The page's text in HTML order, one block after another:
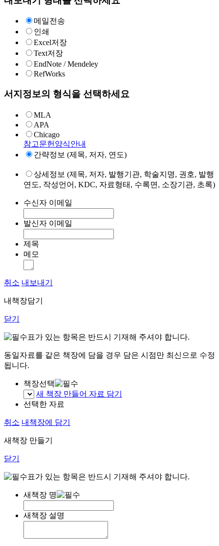
메일전송
인쇄
Excel저장
Text저장
EndNote / Mendeley
RefWorks
서지정보의 형식을 선택하세요
MLA
APA
Chicago
참고문헌양식안내
간략정보 (제목, 저자, 연도)
상세정보 (제목, 저자, 발행기관, 학술지명, 권호, 발행
연도, 작성언어, KDC, 자료형태, 수록면, 소장기관, 초록)
수신자 이메일
발신자 이메일
제목
메모
취소 내보내기
내책장담기
닫기
표가 있는 항목은 반드시 기재해 주셔야 합니다.
동일자료를 같은 책장에 담을 경우 담은 시점만 최신으로 수정
됩니다.
책장선택
새 책장 만들어 자료 담기
선택한 자료
취소 내책장에 담기
새책장 만들기
닫기
표가 있는 항목은 반드시 기재해 주셔야 합니다.
새책장 명
새책장 설명